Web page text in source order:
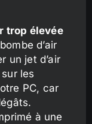
trop élevée
d’air
un jet d’air
les
PC, car
à une